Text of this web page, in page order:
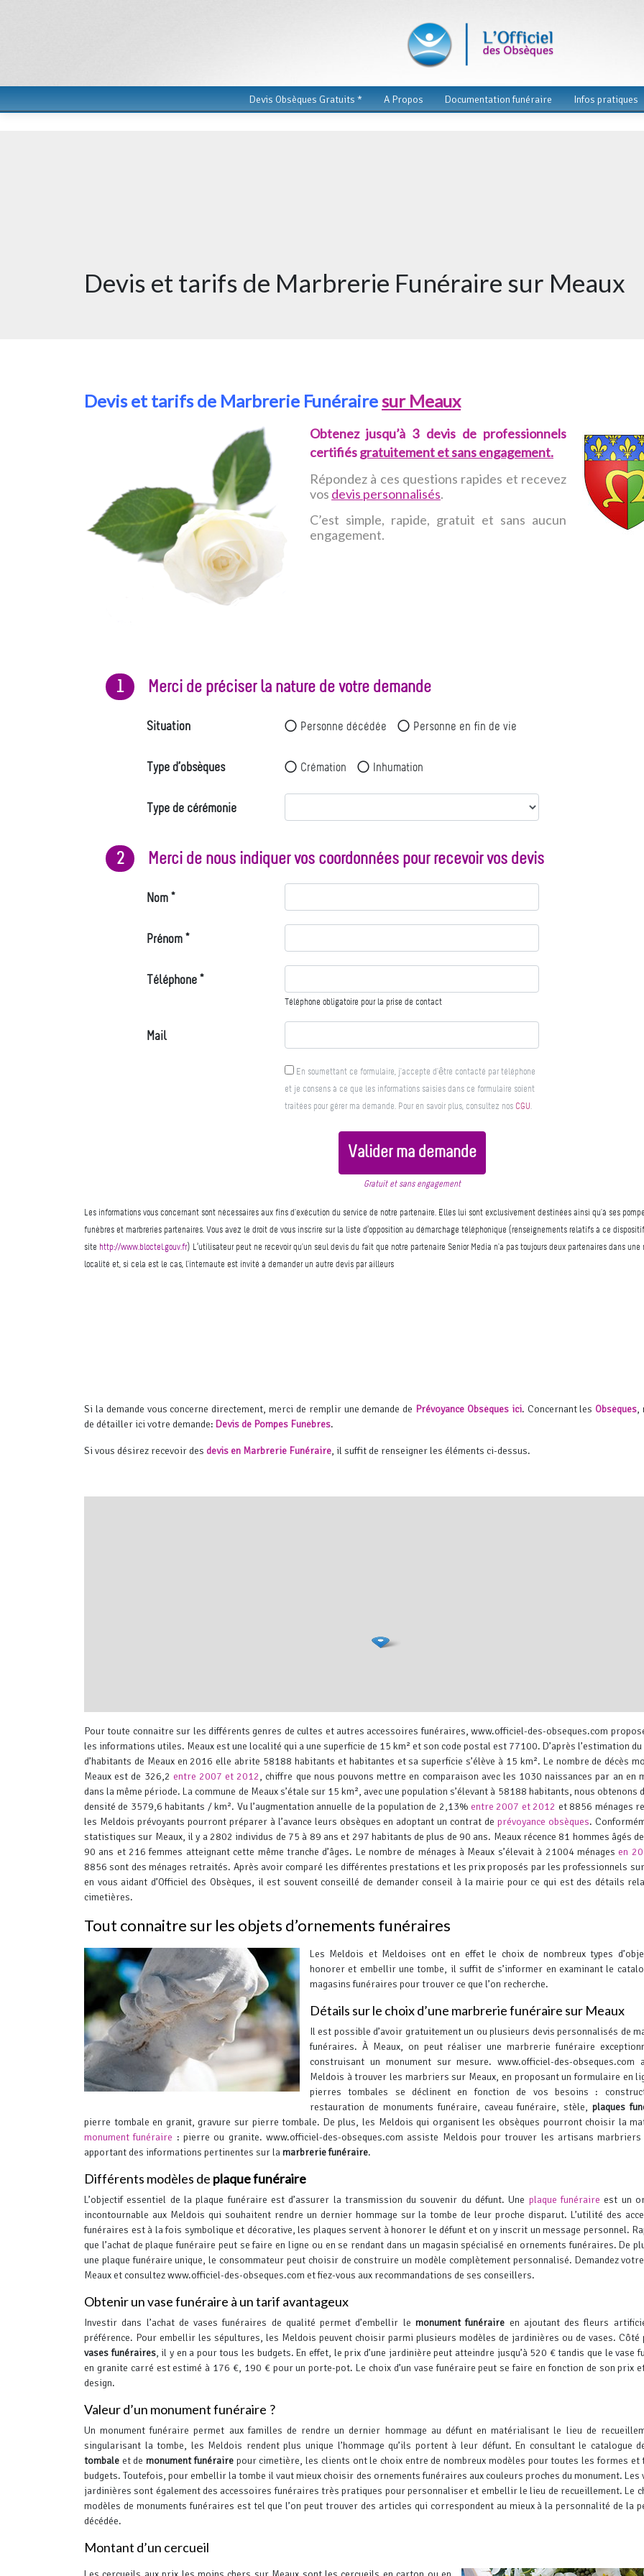
Devis Obsèques Gratuits * A Propos Documentation funéraire Infos pratiques
Devis et tarifs de Marbrerie Funéraire sur Meaux
Devis et tarifs de Marbrerie Funérairesur Meaux
Obtenez jusqu’à 3 devis de professionnels
certifiésgratuitement et sans engagement.
Répondez à ces questions rapides et recevez
vos devis personnalisés.
C’est simple, rapide, gratuit et sans aucun
engagement.
Si la demande vous concerne directement, merci de remplir une demande de Prévoyance Obsèques ici. Concernant les Obsèques,
de détailler ici votre demande: Devis de Pompes Funèbres.
Si vous désirez recevoir des devis en Marbrerie Funéraire, il suffit de renseigner les éléments ci-dessus.
Leaflet , © OpenStreetMap
Pour toute connaitre sur les différents genres de cultes et autres accessoires funéraires, www.officiel-des-obseques.com
les informations utiles. Meaux est une localité qui a une superficie de 15 km² et son code postal est 77100. D’après l’estimation
d’habitants de Meaux en 2016 elle abrite 58188 habitants et habitantes et sa superficie s’élève à 15 km². Le nombre de décès
Meaux est de 326,2 entre 2007 et 2012, chiffre que nous pouvons mettre en comparaison avec les 1030 naissances par an en
dans la même période. La commune de Meaux s’étale sur 15 km², avec une population s’élevant à 58188 habitants, nous obtenons
densité de 3579,6 habitants / km². Vu l’augmentation annuelle de la population de 2,13% entre 2007 et 2012 et 8856 ménages
les Meldois prévoyants pourront préparer à l’avance leurs obsèques en adoptant un contrat deprévoyance obsèques.
statistiques sur Meaux, il y a 2802 individus de 75 à 89 ans et 297 habitants de plus de 90 ans. Meaux récence 81 hommes âgés
90 ans et 216 femmes atteignant cette même tranche d’âges. Le nombre de ménages à Meaux s’élevait à 21004 ménages en
8856 sont des ménages retraités. Après avoir comparé les différentes prestations et les prix proposés par les professionnels
en vous aidant d’Officiel des Obsèques, il est souvent conseillé de demander conseil à la mairie pour ce qui est des détails
cimetières.
Tout connaitre sur les objets d’ornements funéraires
Les Meldois et Meldoises ont en effet le choix de nombreux types
honorer et embellir une tombe, il suffit de s’informer en examinant le
magasins funéraires pour trouver ce que l’on recherche.
Détails sur le choix d’une marbrerie funéraire sur Meaux
Il est possible d’avoir gratuitement un ou plusieurs devis personnalisés de
funéraires. À Meaux, on peut réaliser une marbrerie funéraire
construisant un monument sur mesure. www.officiel-des-obseques.com
Meldois à trouver les marbriers sur Meaux, en proposant un formulaire en
pierres tombales se déclinent en fonction de vos besoins :
restauration de monuments funéraire, caveau funéraire, stèle,plaques
pierre tombale en granit, gravure sur pierre tombale. De plus, les Meldois qui organisent les obsèques pourront choisir la
monument funéraire : pierre ou granite. www.officiel-des-obseques.com assiste Meldois pour trouver les artisans
apportant des informations pertinentes sur lamarbrerie funéraire.
Différents modèles de plaque funéraire
L’objectif essentiel de la plaque funéraire est d’assurer la transmission du souvenir du défunt. Une plaque funéraire est un
incontournable aux Meldois qui souhaitent rendre un dernier hommage sur la tombe de leur proche disparut. L’utilité des
funéraires est à la fois symbolique et décorative, les plaques servent à honorer le défunt et on y inscrit un message personnel.
que l’achat de plaque funéraire peut se faire en ligne ou en se rendant dans un magasin spécialisé en ornements funéraires. De
une plaque funéraire unique, le consommateur peut choisir de construire un modèle complètement personnalisé. Demandez
Meaux et consultez www.officiel-des-obseques.com et fiez-vous aux recommandations de ses conseillers.
Obtenir un vase funéraire à un tarif avantageux
Investir dans l’achat de vases funéraires de qualité permet d’embellir lemonument funéraire en ajoutant des fleurs
préférence. Pour embellir les sépultures, les Meldois peuvent choisir parmi plusieurs modèles de jardinières ou de vases. Côté
vases funéraires, il y en a pour tous les budgets. En effet, le prix d’une jardinière peut atteindre jusqu’à 520 € tandis que le vase
en granite carré est estimé à 176 €, 190 € pour un porte-pot. Le choix d’un vase funéraire peut se faire en fonction de son prix
design.
Valeur d’un monument funéraire ?
Un monument funéraire permet aux familles de rendre un dernier hommage au défunt en matérialisant le lieu de
singularisant la tombe, les Meldois rendent plus unique l’hommage qu’ils portent à leur défunt. En consultant le catalogue
tombale et demonument funérairepour cimetière, les clients ont le choix entre de nombreux modèles pour toutes les formes et
budgets. Toutefois, pour embellir la tombe il vaut mieux choisir des ornements funéraires aux couleurs proches du monument. Les
jardinières sont également des accessoires funéraires très pratiques pour personnaliser et embellir le lieu de recueillement. Le
modèles de monuments funéraires est tel que l’on peut trouver des articles qui correspondent au mieux à la personnalité de la
décédée.
Montant d’un cercueil